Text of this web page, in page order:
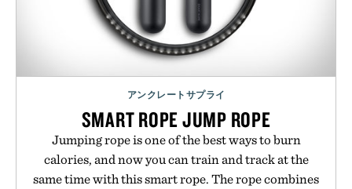
アンクレートサプライ
SMART ROPE JUMP ROPE
Jumping rope is one of the best ways to burn
calories, and now you can train and track at the
same time with this smart rope. The rope combines